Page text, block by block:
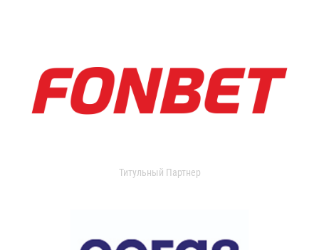
Титульный Партнер